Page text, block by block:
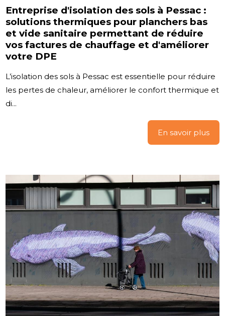
Entreprise d'isolation des sols à Pessac :
solutions thermiques pour planchers bas
et vide sanitaire permettant de réduire
vos factures de chauffage et d'améliorer
votre DPE
L’isolation des sols à Pessac est essentielle pour réduire
les pertes de chaleur, améliorer le confort thermique et
di...
En savoir plus